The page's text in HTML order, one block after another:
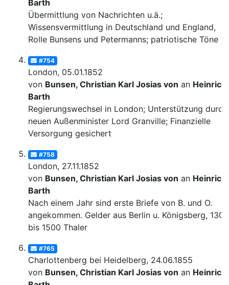
Barth
Übermittlung von Nachrichten u.ä.;
Wissensvermittlung in Deutschland und England,
Rolle Bunsens und Petermanns; patriotische Töne
#754
London, 05.01.1852
von Bunsen, Christian Karl Josias von an Heinrich
Barth
Regierungswechsel in London; Unterstützung durch
neuen Außenminister Lord Granville; Finanzielle
Versorgung gesichert
#758
London, 27.11.1852
von Bunsen, Christian Karl Josias von an Heinrich
Barth
Nach einem Jahr sind erste Briefe von B. und O.
angekommen. Gelder aus Berlin u. Königsberg, 1300
bis 1500 Thaler
#765
Charlottenberg bei Heidelberg, 24.06.1855
von Bunsen, Christian Karl Josias von an Heinrich